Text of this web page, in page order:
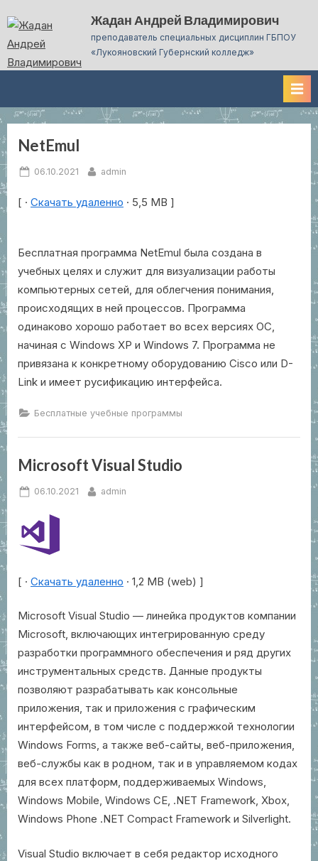
to
content
Жадан Андрей Владимирович
преподаватель специальных дисциплин ГБПОУ
«Лукояновский Губернский колледж»
Месяц:
Октябрь
2021
NetEmul
Posted
06.10.2021 By
admin
[ · Скачать удаленно · 5,5 MB ]
Бесплатная программа NetEmul была создана в
учебных целях и служит для визуализации работы
компьютерных сетей, для облегчения понимания,
происходящих в ней процессов. Программа
одинаково хорошо работает во всех версиях ОС,
начиная с Windows XP и Windows 7. Программа не
привязана к конкретному оборудованию Cisco или D-
Link и имеет русификацию интерфейса.
Бесплатные учебные программы
Microsoft Visual Studio
Posted
06.10.2021 By
admin
[ · Скачать удаленно · 1,2 MB (web) ]
Microsoft Visual Studio — линейка продуктов компании
Microsoft, включающих интегрированную среду
разработки программного обеспечения и ряд других
инструментальных средств. Данные продукты
позволяют разрабатывать как консольные
приложения, так и приложения с графическим
интерфейсом, в том числе с поддержкой технологии
Windows Forms, а также веб-сайты, веб-приложения,
веб-службы как в родном, так и в управляемом кодах
для всех платформ, поддерживаемых Windows,
Windows Mobile, Windows CE, .NET Framework, Xbox,
Windows Phone .NET Compact Framework и Silverlight.
Visual Studio включает в себя редактор исходного